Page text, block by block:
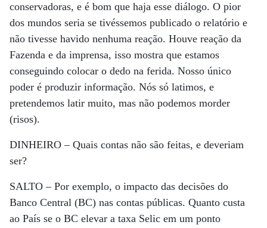
conservadoras, e é bom que haja esse diálogo. O pior
dos mundos seria se tivéssemos publicado o relatório e
não tivesse havido nenhuma reação. Houve reação da
Fazenda e da imprensa, isso mostra que estamos
conseguindo colocar o dedo na ferida. Nosso único
poder é produzir informação. Nós só latimos, e
pretendemos latir muito, mas não podemos morder
(risos).
DINHEIRO –Quais contas não são feitas, e deveriam
ser?
SALTO –Por exemplo, o impacto das decisões do
Banco Central (BC) nas contas públicas. Quanto custa
ao País se o BC elevar a taxa Selic em um ponto